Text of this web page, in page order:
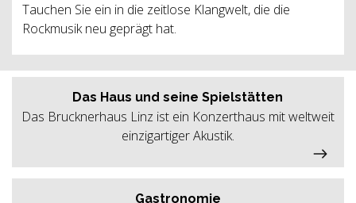
Tauchen Sie ein in die zeitlose Klangwelt, die die
Rockmusik neu geprägt hat.
Das Haus und seine Spielstätten
Das Brucknerhaus Linz ist ein Konzerthaus mit weltweit
einzigartiger Akustik.
Gastronomie